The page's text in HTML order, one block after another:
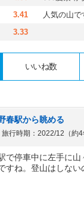
3.41 人気の山
3.33
いいね数
春駅から眺める
旅行時期：2022/12（約4
で停車中に左手に
すね。登山はしない